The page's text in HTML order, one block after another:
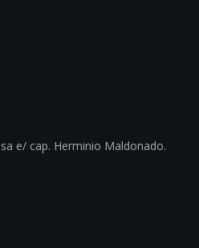
e/ cap. Herminio Maldonado.